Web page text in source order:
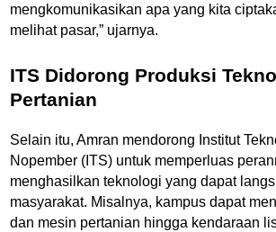
mengkomunikasikan apa yang kita
melihat pasar,” ujarnya.
ITS Didorong Produksi
Pertanian
Selain itu, Amran mendorong Institut
Nopember (ITS) untuk memperluas
menghasilkan teknologi yang dapat
masyarakat. Misalnya, kampus dapat
dan mesin pertanian hingga kendaraan